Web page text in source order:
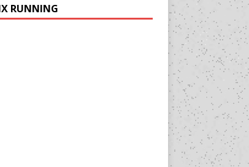
RUNNING